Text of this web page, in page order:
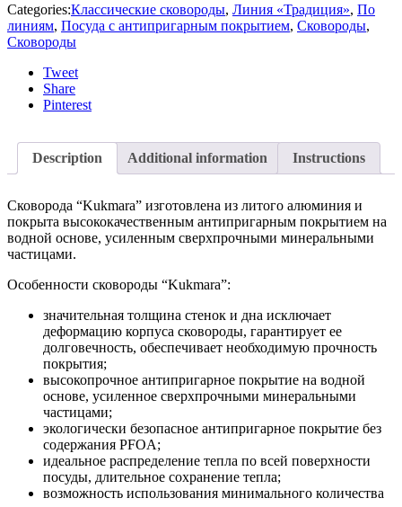
Categories:Классические сковороды, Линия «Традиция», По
линиям, Посуда с антипригарным покрытием, Сковороды,
Сковороды
Tweet
Share
Pinterest
Description Additional information Instructions
Сковорода “Kukmara” изготовлена из литого алюминия и
покрыта высококачественным антипригарным покрытием на
водной основе, усиленным сверхпрочными минеральными
частицами.
Особенности сковороды “Kukmara”:
значительная толщина стенок и дна исключает
деформацию корпуса сковороды, гарантирует ее
долговечность, обеспечивает необходимую прочность
покрытия;
высокопрочное антипригарное покрытие на водной
основе, усиленное сверхпрочными минеральными
частицами;
экологически безопасное антипригарное покрытие без
содержания PFOA;
идеальное распределение тепла по всей поверхности
посуды, длительное сохранение тепла;
возможность использования минимального количества